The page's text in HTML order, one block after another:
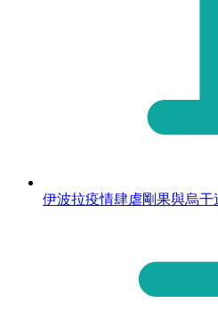
伊波拉疫情肆虐剛果與烏